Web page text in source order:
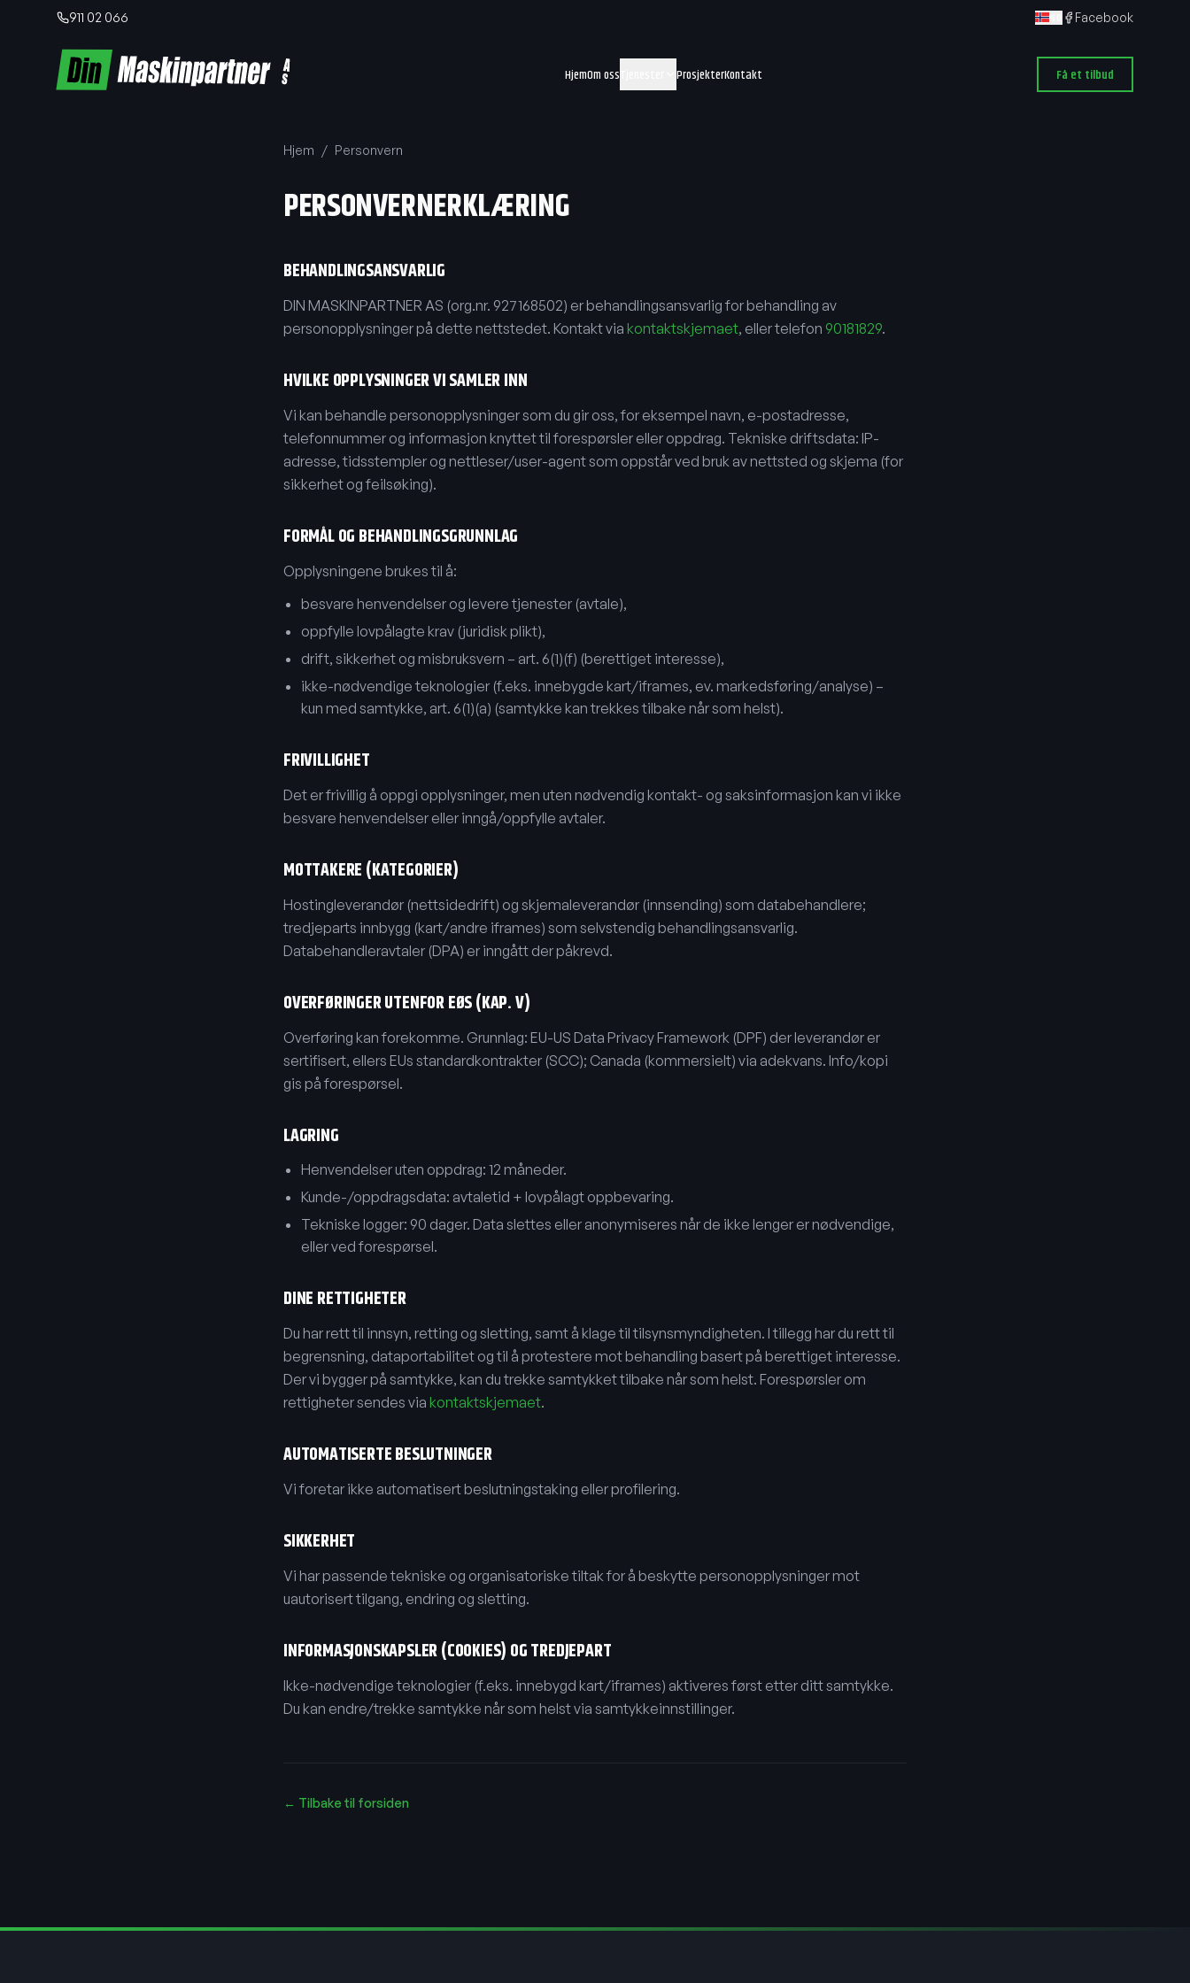
911 02 066 Facebook
HjemOm oss ProsjekterKontakt Få et tilbud
Hjem / Personvern
PERSONVERNERKLÆRING
BEHANDLINGSANSVARLIG
DIN MASKINPARTNER AS (org.nr. 927168502) er behandlingsansvarlig for behandling av
personopplysninger på dette nettstedet. Kontakt via kontaktskjemaet, eller telefon 90181829.
HVILKE OPPLYSNINGER VI SAMLER INN
Vi kan behandle personopplysninger som du gir oss, for eksempel navn, e-postadresse,
telefonnummer og informasjon knyttet til forespørsler eller oppdrag. Tekniske driftsdata: IP-
adresse, tidsstempler og nettleser/user-agent som oppstår ved bruk av nettsted og skjema (for
sikkerhet og feilsøking).
FORMÅL OG BEHANDLINGSGRUNNLAG
Opplysningene brukes til å:
besvare henvendelser og levere tjenester (avtale),
oppfylle lovpålagte krav (juridisk plikt),
drift, sikkerhet og misbruksvern – art. 6(1)(f) (berettiget interesse),
ikke-nødvendige teknologier (f.eks. innebygde kart/iframes, ev. markedsføring/analyse) –
kun med samtykke, art. 6(1)(a) (samtykke kan trekkes tilbake når som helst).
FRIVILLIGHET
Det er frivillig å oppgi opplysninger, men uten nødvendig kontakt- og saksinformasjon kan vi ikke
besvare henvendelser eller inngå/oppfylle avtaler.
MOTTAKERE (KATEGORIER)
Hostingleverandør (nettsidedrift) og skjemaleverandør (innsending) som databehandlere;
tredjeparts innbygg (kart/andre iframes) som selvstendig behandlingsansvarlig.
Databehandleravtaler (DPA) er inngått der påkrevd.
OVERFØRINGER UTENFOR EØS (KAP. V)
Overføring kan forekomme. Grunnlag: EU-US Data Privacy Framework (DPF) der leverandør er
sertifisert, ellers EUs standardkontrakter (SCC); Canada (kommersielt) via adekvans. Info/kopi
gis på forespørsel.
LAGRING
Henvendelser uten oppdrag: 12 måneder.
Kunde-/oppdragsdata: avtaletid + lovpålagt oppbevaring.
Tekniske logger: 90 dager. Data slettes eller anonymiseres når de ikke lenger er nødvendige,
eller ved forespørsel.
DINE RETTIGHETER
Du har rett til innsyn, retting og sletting, samt å klage til tilsynsmyndigheten. I tillegg har du rett til
begrensning, dataportabilitet og til å protestere mot behandling basert på berettiget interesse.
Der vi bygger på samtykke, kan du trekke samtykket tilbake når som helst. Forespørsler om
rettigheter sendes via kontaktskjemaet.
AUTOMATISERTE BESLUTNINGER
Vi foretar ikke automatisert beslutningstaking eller profilering.
SIKKERHET
Vi har passende tekniske og organisatoriske tiltak for å beskytte personopplysninger mot
uautorisert tilgang, endring og sletting.
INFORMASJONSKAPSLER (COOKIES) OG TREDJEPART
Ikke-nødvendige teknologier (f.eks. innebygd kart/iframes) aktiveres først etter ditt samtykke.
Du kan endre/trekke samtykke når som helst via samtykkeinnstillinger.
← Tilbake til forsiden